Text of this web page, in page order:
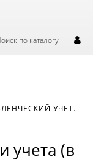
по каталогу
УЧЕТ.
учета (в